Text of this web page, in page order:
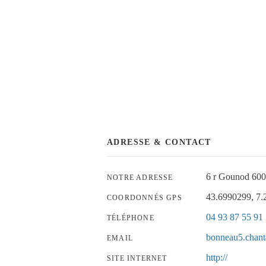
ADRESSE & CONTACT
NOTRE ADRESSE 6 r Gounod
COORDONNÉS GPS 43.6990299,
TÉLÉPHONE 04 93 87 55 91
EMAIL
SITE INTERNET http://